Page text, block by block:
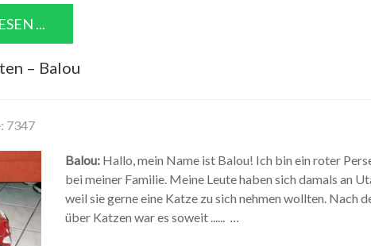
...
– Balou
7347
Balou: Hallo, mein Name ist Balou! Ich bin ein roter
bei meiner Familie. Meine Leute haben sich damals an
weil sie gerne eine Katze zu sich nehmen wollten. Nach
über Katzen war es soweit ...... ...